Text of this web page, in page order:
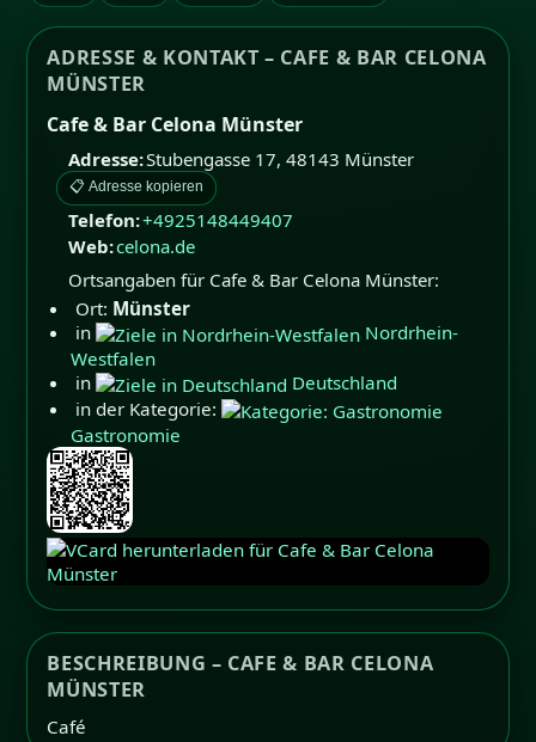
ADRESSE & KONTAKT – CAFE & BAR CELONA
MÜNSTER
Cafe & Bar Celona Münster
Adresse:Stubengasse 17,48143 Münster
📋 Adresse kopieren
Telefon:+4925148449407
Web:celona.de
Ortsangaben für Cafe & Bar Celona Münster:
Ort: Münster
in
Nordrhein-
Westfalen
in
Deutschland
in der Kategorie:
Gastronomie
BESCHREIBUNG – CAFE & BAR CELONA
MÜNSTER
Café